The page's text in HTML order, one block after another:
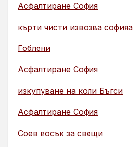
Асфалтиране София
кърти чисти извозва софияа
Гоблени
Асфалтиране София
изкупуване на коли Бъгси
Асфалтиране София
Соев восък за свещи